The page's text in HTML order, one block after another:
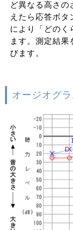
ど異なる高さの
えたら応答ボタ
により「どのく
ます。測定結
びます。
オージオグラ